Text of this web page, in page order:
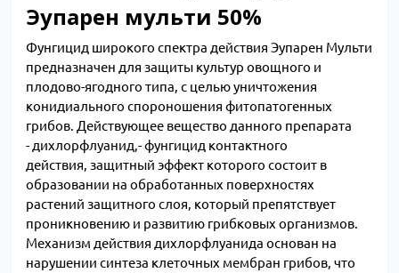
Эупарен мульти 50%
Фунгицид широкого спектра действия Эупарен Мульти
предназначен для защиты культур овощного и
плодово-ягодного типа, с целью уничтожения
конидиального спороношения фитопатогенных
грибов. Действующее вещество данного препарата
- дихлорфлуанид,- фунгицид контактного
действия, защитный эффект которого состоит в
образовании на обработанных поверхностях
растений защитного слоя, который препятствует
проникновению и развитию грибковых организмов.
Механизм действия дихлорфлуанида основан на
нарушении синтеза клеточных мембран грибов, что